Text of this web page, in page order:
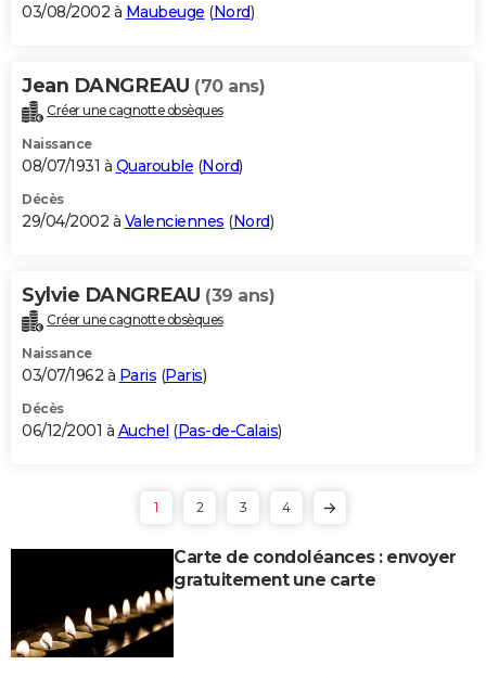
03/08/2002 à Maubeuge (Nord)
Jean DANGREAU (70 ans)
Créer une cagnotte obsèques
Naissance
08/07/1931 à Quarouble (Nord)
Décès
29/04/2002 à Valenciennes (Nord)
Sylvie DANGREAU (39 ans)
Créer une cagnotte obsèques
Naissance
03/07/1962 à Paris (Paris)
Décès
06/12/2001 à Auchel (Pas-de-Calais)
1 2 3 4
Carte de condoléances : envoyer
gratuitement une carte